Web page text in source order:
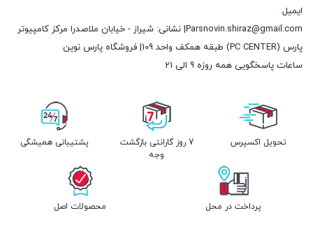
ایمیل
Parsnovin.shiraz@gmail.com| نشانی: شیراز - خیابان ملاصدرا مرکز کامپیوتر
پارس (PC CENTER) طبقه همکف واحد 109| فروشگاه پارس نوین
ساعات پاسخگویی همه روزه 9 الی 21
تحویل اکسپرس
7 روز گارانتی بازگشت
وجه
پشتیبانی همیشگی
پرداخت در محل محصولات اصل